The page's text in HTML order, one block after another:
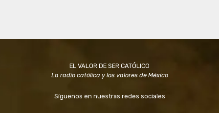
EL VALOR DE SER CATÓLICO
La radio católica y los valores de México
Síguenos en nuestras redes sociales